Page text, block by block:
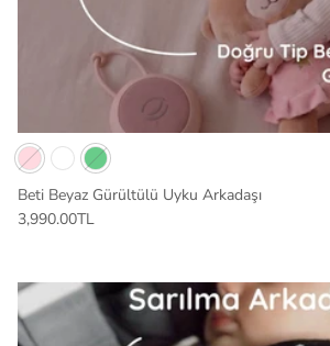
Beti Beyaz Gürültülü Uyku Arkadaşı
3,990.00TL